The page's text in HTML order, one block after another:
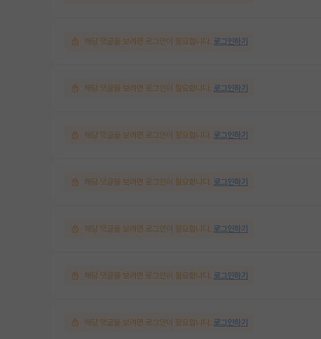
해당 댓글을 보려면 로그인이 필요합니다. 로그인하기
해당 댓글을 보려면 로그인이 필요합니다. 로그인하기
해당 댓글을 보려면 로그인이 필요합니다. 로그인하기
해당 댓글을 보려면 로그인이 필요합니다. 로그인하기
해당 댓글을 보려면 로그인이 필요합니다. 로그인하기
해당 댓글을 보려면 로그인이 필요합니다. 로그인하기
해당 댓글을 보려면 로그인이 필요합니다. 로그인하기